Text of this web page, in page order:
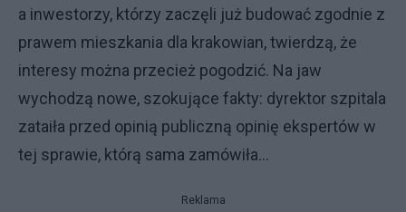
a inwestorzy, którzy zaczęli już budować zgodnie z
prawem mieszkania dla krakowian, twierdzą, że
interesy można przecież pogodzić. Na jaw
wychodzą nowe, szokujące fakty: dyrektor szpitala
zataiła przed opinią publiczną opinię ekspertów w
tej sprawie, którą sama zamówiła…
Reklama